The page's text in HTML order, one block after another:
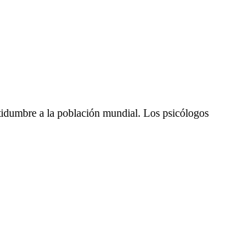
a la población mundial. Los psicólogos